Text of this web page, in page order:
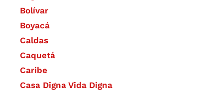
Bolívar
Boyacá
Caldas
Caquetá
Caribe
Casa Digna Vida Digna